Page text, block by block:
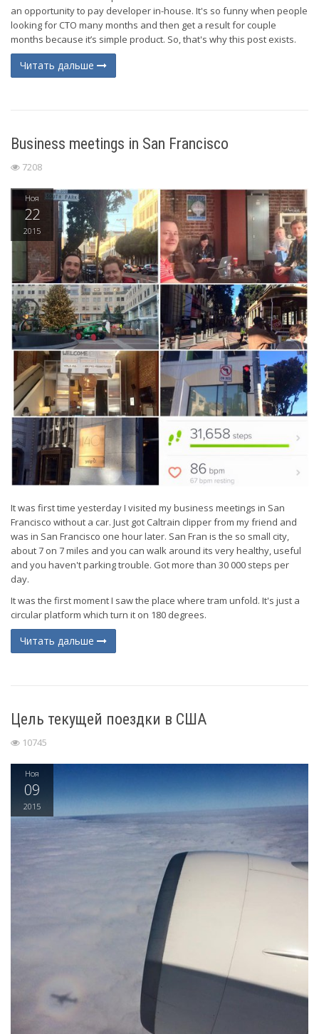
an opportunity to pay developer in-house. It's so funny when people
looking for CTO many months and then get a result for couple
months because it’s simple product. So, that's why this post exists.
Читать дальше
Business meetings in San Francisco
7208
Ноя
22
2015
It was first time yesterday I visited my business meetings in San
Francisco without a car. Just got Caltrain clipper from my friend and
was in San Francisco one hour later. San Fran is the so small city,
about 7 on 7 miles and you can walk around its very healthy, useful
and you haven't parking trouble. Got more than 30 000 steps per
day.
It was the first moment I saw the place where tram unfold. It's just a
circular platform which turn it on 180 degrees.
Читать дальше
Цель текущей поездки в США
10745
Ноя
09
2015